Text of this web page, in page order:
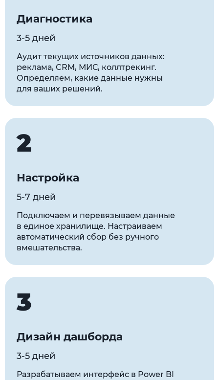
Диагностика
3-5 дней
Аудит текущих источников данных:
реклама, CRM, МИС, коллтрекинг.
Определяем, какие данные нужны
для ваших решений.
2
Настройка
5-7 дней
Подключаем и перевязываем данные
в единое хранилище. Настраиваем
автоматический сбор без ручного
вмешательства.
3
Дизайн дашборда
3-5 дней
Разрабатываем интерфейс в Power BI